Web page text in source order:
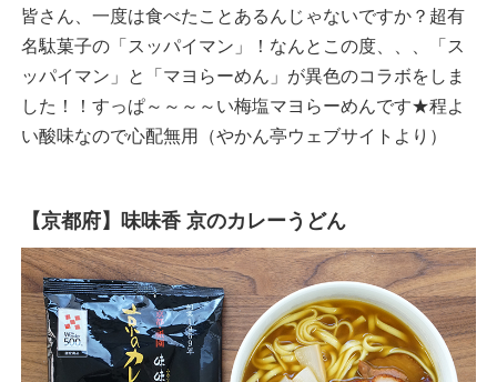
皆さん、一度は食べたことあるんじゃないですか？超有
名駄菓子の「スッパイマン」！なんとこの度、、、「ス
ッパイマン」と「マヨらーめん」が異色のコラボをしま
した！！すっぱ～～～～い梅塩マヨらーめんです★程よ
い酸味なので心配無用（やかん亭ウェブサイトより）
【京都府】味味香 京のカレーうどん